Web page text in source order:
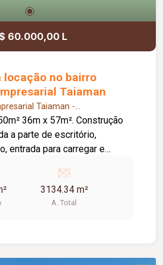
60.000,00 L
locação no bairro
Taiaman
Taiaman -
36m x 57m². Construção
a parte de escritório,
entrada para carregar e
3134.34 m²
A. Total